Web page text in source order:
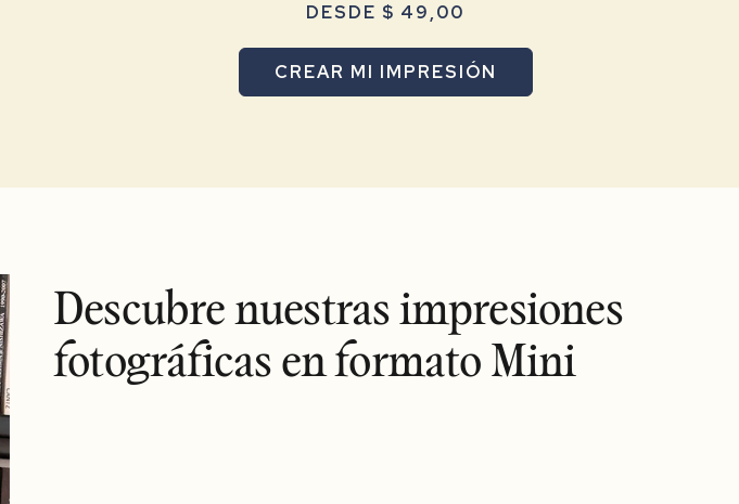
DESDE $ 49,00
CREAR MI IMPRESIÓN
Descubre nuestras impresiones
fotográficas en formato Mini